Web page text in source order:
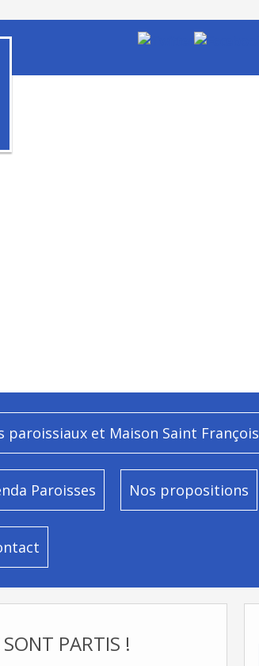
paroissiaux et Maison Saint François
Paroisses Nos propositions
PARTIS !